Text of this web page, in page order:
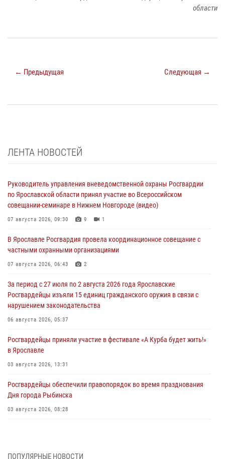
области
← Предыдущая Следующая →
ЛЕНТА НОВОСТЕЙ
Руководитель управления вневедомственной охраны Росгвардии
по Ярославской области принял участие во Всероссийском
совещании-семинаре в Нижнем Новгороде (видео)
07 августа 2026, 09:30 9 1
В Ярославле Росгвардия провела координационное совещание с
частными охранными организациями
07 августа 2026, 06:43 2
За период с 27 июля по 2 августа 2026 года Ярославские
Росгвардейцы изъяли 15 единиц гражданского оружия в связи с
нарушением законодательства
06 августа 2026, 05:37
Росгвардейцы приняли участие в фестивале «А Курба будет жить!»
в Ярославле
03 августа 2026, 13:31
Росгвардейцы обеспечили правопорядок во время празднования
Дня города Рыбинска
03 августа 2026, 08:28
03 августа 2026, 07:24
ПОПУЛЯРНЫЕ НОВОСТИ